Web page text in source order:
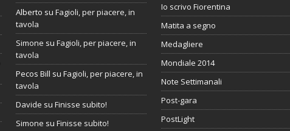
Alberto suFagioli, per piacere, in
tavola
Simone suFagioli, per piacere, in
tavola
Pecos Bill suFagioli, per piacere, in
tavola
Davide suFinisse subito!
Simone suFinisse subito!
Io scrivo Fiorentina
Matita a segno
Medagliere
Mondiale 2014
Note Settimanali
Post-gara
PostLight